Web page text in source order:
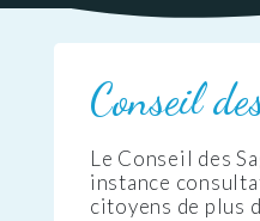
Conseil
Le Conseil des
instance
citoyens de plus